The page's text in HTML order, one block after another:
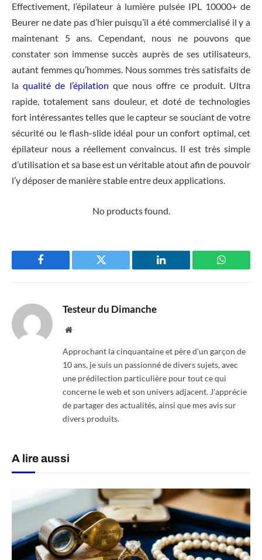
Effectivement, l’épilateur à lumière pulsée IPL 10000+ de
Beurer ne date pas d’hier puisqu’il a été commercialisé il y a
maintenant 5 ans. Cependant, nous ne pouvons que
constater son immense succès auprès de ses utilisateurs,
autant femmes qu’hommes. Nous sommes très satisfaits de
laqualité de l’épilation que nous offre ce produit. Ultra
rapide, totalement sans douleur, et doté de technologies
fort intéressantes telles que le capteur se souciant de votre
sécurité ou le flash-slide idéal pour un confort optimal, cet
épilateur nous a réellement convaincus. Il est très simple
d’utilisation et sa base est un véritable atout afin de pouvoir
l’y déposer de manière stable entre deux applications.
No products found.
Facebook Twitter LinkedIn
Testeur du Dimanche
Website
Approchant la cinquantaine et père d'un garçon de
10 ans, je suis un passionné de divers sujets, avec
une prédilection particulière pour tout ce qui
concerne le web et son univers adjacent. J'apprécie
de partager des actualités, ainsi que mes avis sur
divers produits.
A lire aussi